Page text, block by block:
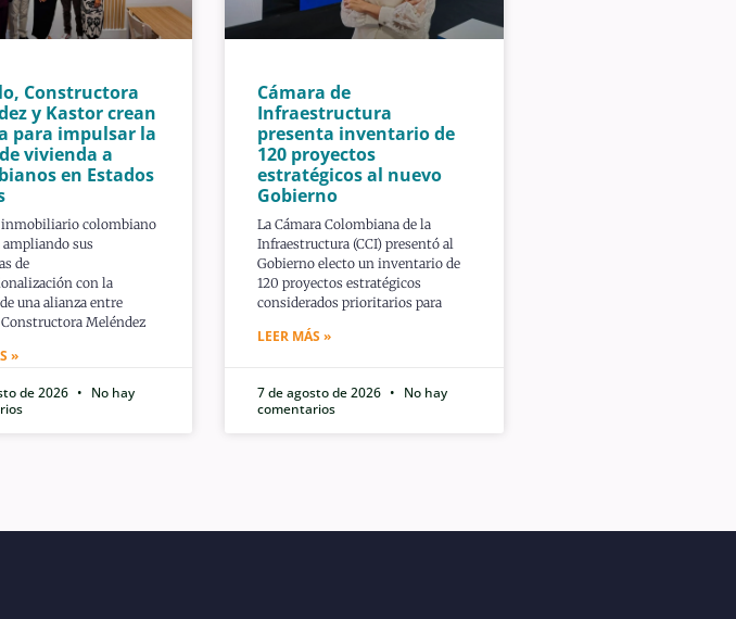
Constructora
y Kastor crean
para impulsar la
vivienda a
en Estados
inmobiliario colombiano
sus
de
con la
una alianza entre
Meléndez
»
de 2026
No hay
Cámara de
Infraestructura
presenta inventario de
120 proyectos
estratégicos al nuevo
Gobierno
La Cámara Colombiana de la
Infraestructura (CCI) presentó al
Gobierno electo un inventario de
120 proyectos estratégicos
considerados prioritarios para
LEER MÁS »
7 de agosto de 2026
No hay
comentarios